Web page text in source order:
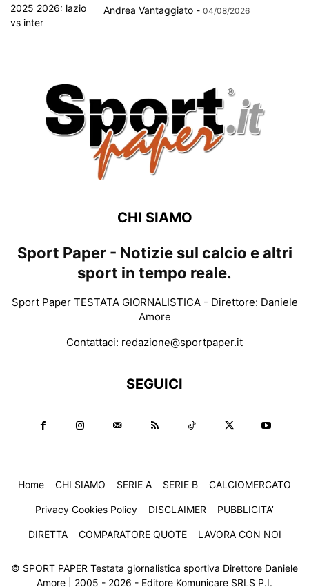
Andrea Vantaggiato - 04/08/2026
CHI SIAMO
Sport Paper - Notizie sul calcio e altri
sport in tempo reale.
Sport Paper TESTATA GIORNALISTICA - Direttore: Daniele
Amore
Contattaci: redazione@sportpaper.it
SEGUICI
Home CHI SIAMO SERIE A SERIE B CALCIOMERCATO
Privacy Cookies Policy DISCLAIMER PUBBLICITA’
DIRETTA COMPARATORE QUOTE LAVORA CON NOI
© SPORT PAPER Testata giornalistica sportiva Direttore Daniele
Amore | 2005 - 2026 - Editore Komunicare SRLS P.I.